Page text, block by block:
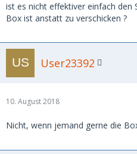
ist es nicht effektiver einfach den
Box ist anstatt zu verschicken ?
User23392
10. August 2018
Nicht, wenn jemand gerne die